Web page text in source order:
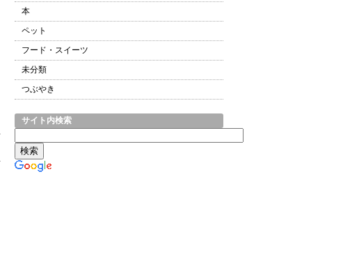
本
ペット
フード・スイーツ
未分類
つぶやき
サイト内検索